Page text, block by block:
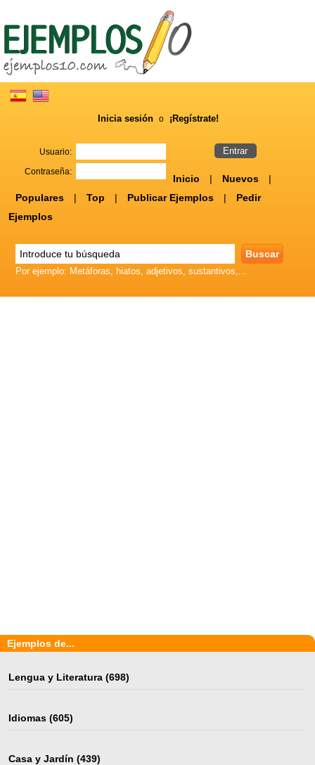
Inicia sesión o ¡Regístrate!
Usuario:
Contraseña:
Inicio | Nuevos
|
Populares
| Top | Publicar Ejemplos |
Pedir
Ejemplos
Por ejemplo: Metáforas, hiatos, adjetivos, sustantivos,...
Ejemplos de...
Lengua y Literatura (698)
Idiomas (605)
Casa y Jardín (439)